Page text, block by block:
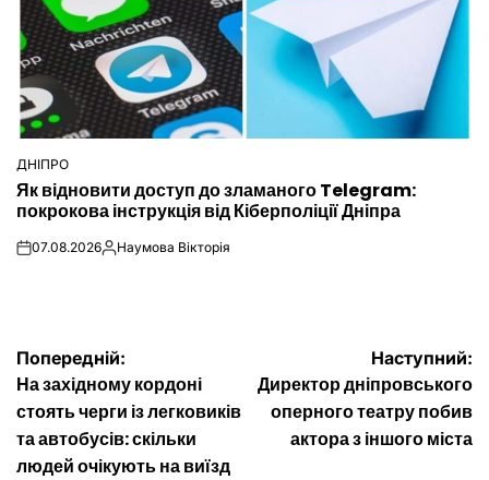
ОПУБЛІКУВАТИ
У
ДНІПРО
Як відновити доступ до зламаного Telegram:
покрокова інструкція від Кіберполіції Дніпра
on07.08.2026Опубліковано
Наумова Вікторія
Навігація
записів
Попередній:
На західному кордоні
стоять черги із легковиків
та автобусів: скільки
людей очікують на виїзд
Наступний:
Директор дніпровського
оперного театру побив
актора з іншого міста